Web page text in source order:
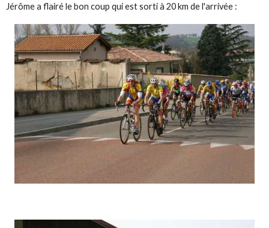
Jérôme a flairé le bon coup qui est sorti à 20 km de l'arrivée :